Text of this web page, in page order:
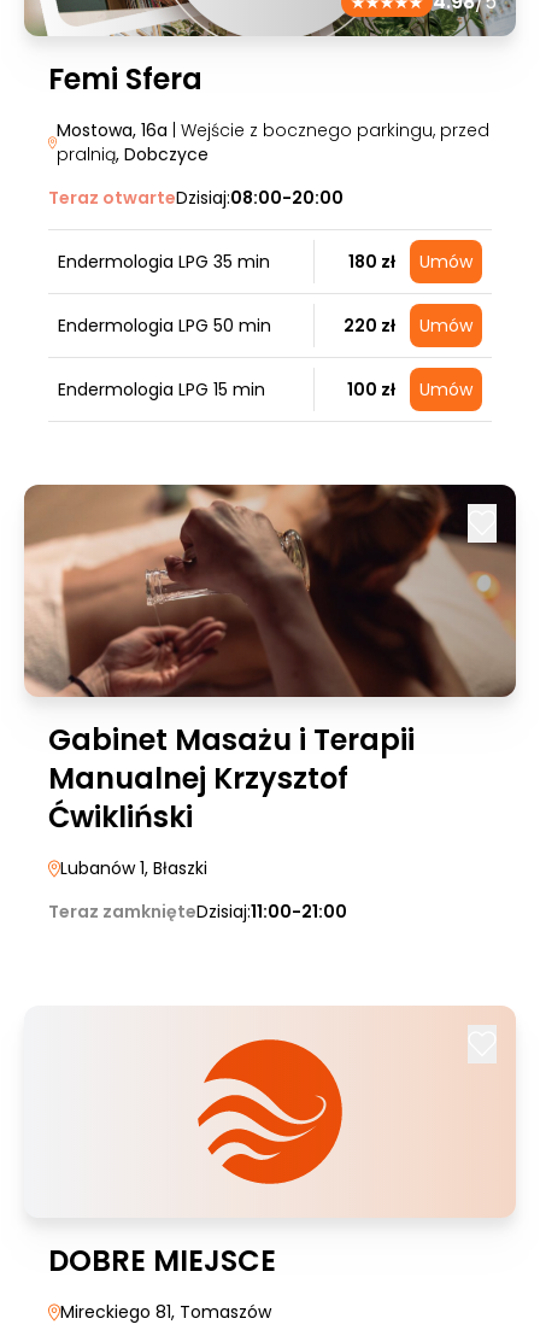
Femi Sfera
Mostowa, 16a | Wejście z bocznego parkingu, przed
pralnią, Dobczyce
Teraz otwarteDzisiaj:08:00-20:00
Endermologia LPG 35 min 180 zł Umów
Endermologia LPG 50 min 220 zł Umów
Endermologia LPG 15 min 100 zł Umów
Gabinet Masażu i Terapii
Manualnej Krzysztof
Ćwikliński
Lubanów 1, Błaszki
Teraz zamknięteDzisiaj:11:00-21:00
DOBRE MIEJSCE
Mireckiego 81, Tomaszów